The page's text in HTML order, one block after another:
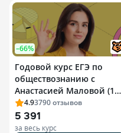
–66%
Годовой курс ЕГЭ по
обществознанию с
Анастасией Маловой (11
класс)
4.93790отзывов
5 391
за весь курс